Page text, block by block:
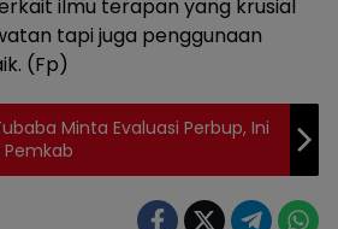
ilmu terapan yang krusial
tapi juga penggunaan
(Fp)
Minta Evaluasi Perbup, Ini